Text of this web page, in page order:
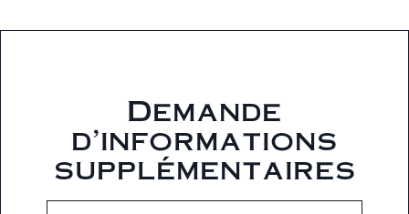
Demande
d'informations
supplémentaires